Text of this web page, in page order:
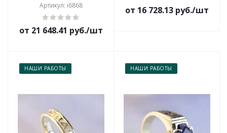
Артикул: i6868
от 21 648.41 руб./шт
от 16 728.13 руб./шт
НАШИ РАБОТЫ НАШИ РАБОТЫ